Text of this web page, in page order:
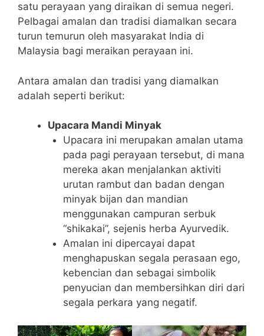
satu perayaan yang diraikan di semua negeri.
Pelbagai amalan dan tradisi diamalkan secara
turun temurun oleh masyarakat India di
Malaysia bagi meraikan perayaan ini.
Antara amalan dan tradisi yang diamalkan
adalah seperti berikut:
Upacara Mandi Minyak
Upacara ini merupakan amalan utama
pada pagi perayaan tersebut, di mana
mereka akan menjalankan aktiviti
urutan rambut dan badan dengan
minyak bijan dan mandian
menggunakan campuran serbuk
“shikakai”, sejenis herba Ayurvedik.
Amalan ini dipercayai dapat
menghapuskan segala perasaan ego,
kebencian dan sebagai simbolik
penyucian dan membersihkan diri dari
segala perkara yang negatif.